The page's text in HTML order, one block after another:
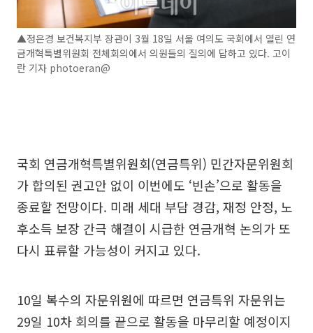
▲정은경 보건복지부 장관이 3월 18일 서울 여의도 국회에서 열린 연
금개혁특별위원회 전체회의에서 의원들의 질의에 답하고 있다. 고이
란 기자 photoeran@
국회 연금개혁특별위원회(연금특위) 민간자문위원회
가 합의된 권고안 없이 이번에도 ‘빈손’으로 활동을
종료할 전망이다. 미래 세대 부담 경감, 재정 안정, 노
후소득 보장 간극 해결이 시급한 연금개혁 논의가 또
다시 표류할 가능성이 커지고 있다.
10일 복수의 자문위원에 따르면 연금특위 자문위는
29일 10차 회의를 끝으로 활동을 마무리할 예정이지